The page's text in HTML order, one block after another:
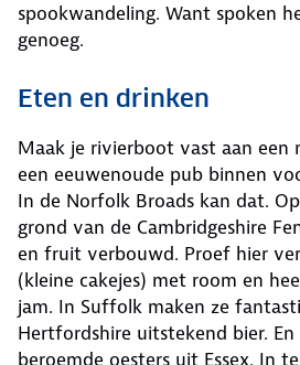
spookwandeling. Want spoken
genoeg.
Eten en drinken
Maak je rivierboot vast aan een
een eeuwenoude pub binnen
In de Norfolk Broads kan dat.
grond van de Cambridgeshire
en fruit verbouwd. Proef hier
(kleine cakejes) met room en
jam. In Suffolk maken ze
Hertfordshire uitstekend bier.
beroemde oesters uit Essex. In